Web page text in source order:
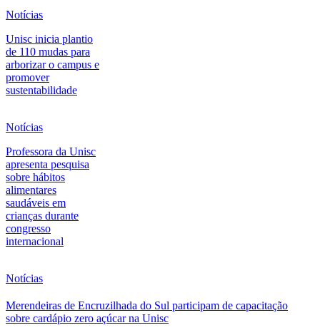
Notícias
Unisc inicia plantio
de 110 mudas para
arborizar o campus e
promover
sustentabilidade
Notícias
Professora da Unisc
apresenta pesquisa
sobre hábitos
alimentares
saudáveis em
crianças durante
congresso
internacional
Notícias
Merendeiras de Encruzilhada do Sul participam de capacitação
sobre cardápio zero açúcar na Unisc